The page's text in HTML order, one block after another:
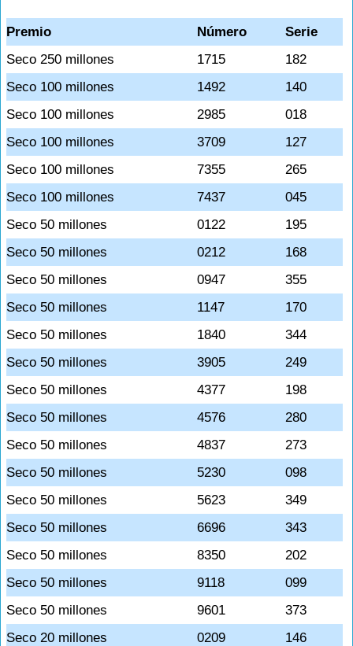
Premio Número
Serie
Seco 250 millones
1715
182
Seco 100 millones
1492
140
Seco 100 millones
2985
018
Seco 100 millones
3709
127
Seco 100 millones
7355
265
Seco 100 millones
7437
045
Seco 50 millones
0122
195
Seco 50 millones
0212
168
Seco 50 millones
0947
355
Seco 50 millones
1147
170
Seco 50 millones
1840
344
Seco 50 millones
3905
249
Seco 50 millones
4377
198
Seco 50 millones
4576
280
Seco 50 millones
4837
273
Seco 50 millones
5230
098
Seco 50 millones
5623
349
Seco 50 millones
6696
343
Seco 50 millones
8350
202
Seco 50 millones
9118
099
Seco 50 millones
9601
373
Seco 20 millones
0209
146